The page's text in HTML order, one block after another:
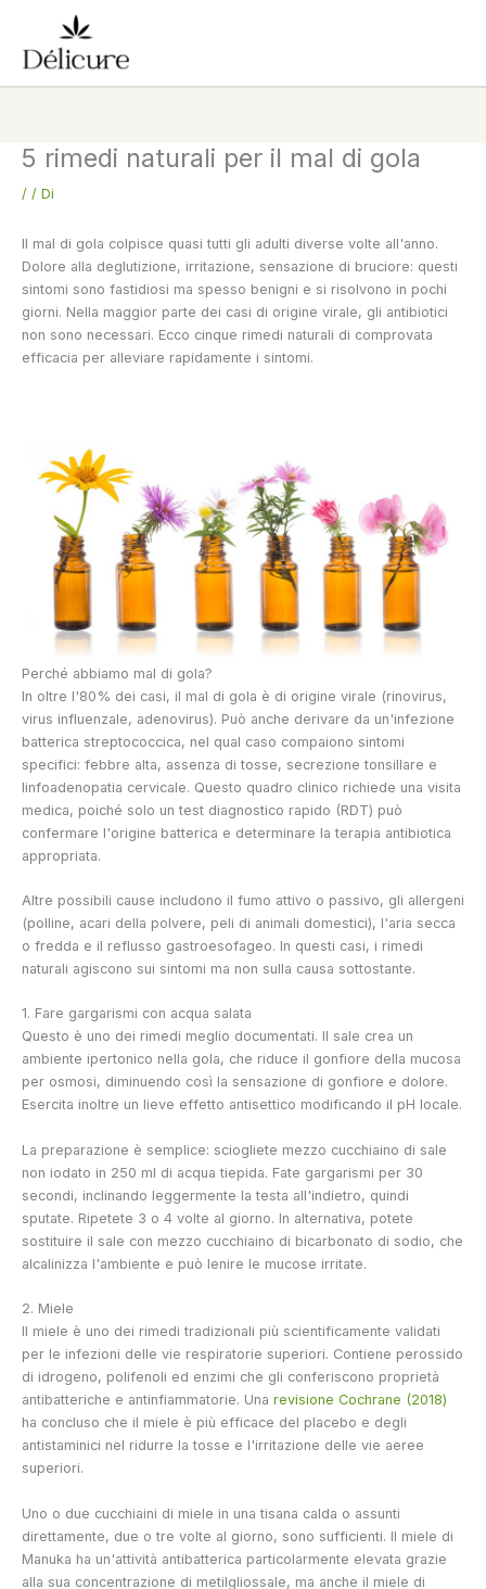
contenuto
5 rimedi naturali per il mal di gola
/ / Di
Il mal di gola colpisce quasi tutti gli adulti diverse volte all'anno.
Dolore alla deglutizione, irritazione, sensazione di bruciore: questi
sintomi sono fastidiosi ma spesso benigni e si risolvono in pochi
giorni. Nella maggior parte dei casi di origine virale, gli antibiotici
non sono necessari. Ecco cinque rimedi naturali di comprovata
efficacia per alleviare rapidamente i sintomi.
Perché abbiamo mal di gola?
In oltre l'80% dei casi, il mal di gola è di origine virale (rinovirus,
virus influenzale, adenovirus). Può anche derivare da un'infezione
batterica streptococcica, nel qual caso compaiono sintomi
specifici: febbre alta, assenza di tosse, secrezione tonsillare e
linfoadenopatia cervicale. Questo quadro clinico richiede una visita
medica, poiché solo un test diagnostico rapido (RDT) può
confermare l'origine batterica e determinare la terapia antibiotica
appropriata.
Altre possibili cause includono il fumo attivo o passivo, gli allergeni
(polline, acari della polvere, peli di animali domestici), l'aria secca
o fredda e il reflusso gastroesofageo. In questi casi, i rimedi
naturali agiscono sui sintomi ma non sulla causa sottostante.
1. Fare gargarismi con acqua salata
Questo è uno dei rimedi meglio documentati. Il sale crea un
ambiente ipertonico nella gola, che riduce il gonfiore della mucosa
per osmosi, diminuendo così la sensazione di gonfiore e dolore.
Esercita inoltre un lieve effetto antisettico modificando il pH locale.
La preparazione è semplice: sciogliete mezzo cucchiaino di sale
non iodato in 250 ml di acqua tiepida. Fate gargarismi per 30
secondi, inclinando leggermente la testa all'indietro, quindi
sputate. Ripetete 3 o 4 volte al giorno. In alternativa, potete
sostituire il sale con mezzo cucchiaino di bicarbonato di sodio, che
alcalinizza l'ambiente e può lenire le mucose irritate.
2. Miele
Il miele è uno dei rimedi tradizionali più scientificamente validati
per le infezioni delle vie respiratorie superiori. Contiene perossido
di idrogeno, polifenoli ed enzimi che gli conferiscono proprietà
antibatteriche e antinfiammatorie. Una revisione Cochrane (2018)
ha concluso che il miele è più efficace del placebo e degli
antistaminici nel ridurre la tosse e l'irritazione delle vie aeree
superiori.
Uno o due cucchiaini di miele in una tisana calda o assunti
direttamente, due o tre volte al giorno, sono sufficienti. Il miele di
Manuka ha un'attività antibatterica particolarmente elevata grazie
alla sua concentrazione di metilgliossale, ma anche il miele di